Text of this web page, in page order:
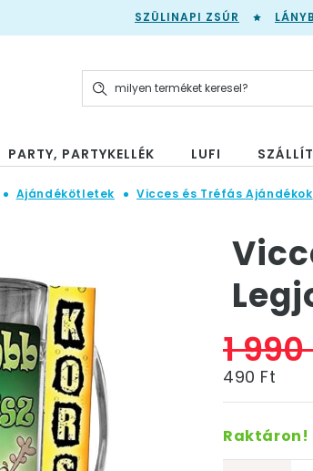
SZÜLINAPI ZSÚR
PARTY, PARTYKELLÉK LUFI
Ajándékötletek Vicces és Tréfás Ajándékok
1
490 Ft
Raktáron!